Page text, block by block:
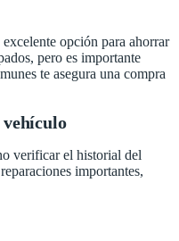
opción para ahorrar
pero es importante
te asegura una compra
verificar el historial del
importantes,